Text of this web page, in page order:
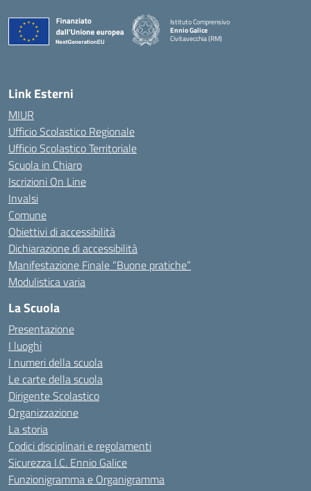
Istituto Comprensivo
Ennio Galice
Civitavecchia (RM)
Link Esterni
MIUR
Ufficio Scolastico Regionale
Ufficio Scolastico Territoriale
Scuola in Chiaro
Iscrizioni On Line
Invalsi
Comune
Obiettivi di accessibilità
Dichiarazione di accessibilità
Manifestazione Finale “Buone pratiche”
Modulistica varia
La Scuola
Presentazione
I luoghi
I numeri della scuola
Le carte della scuola
Dirigente Scolastico
Organizzazione
La storia
Codici disciplinari e regolamenti
Sicurezza I.C. Ennio Galice
Funzionigramma e Organigramma